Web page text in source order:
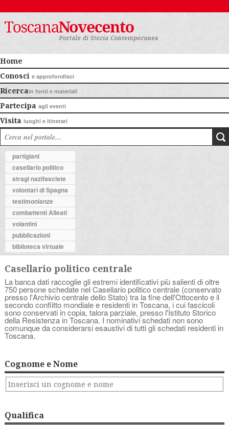
Home
Conosci e approfondisci
Ricercain fonti e materiali
Partecipa agli eventi
Visita luoghi e itinerari
partigiani
casellario politico
stragi nazifasciste
volontari di Spagna
testimonianze
combattenti Alleati
volantini
pubblicazioni
biblioteca virtuale
Casellario politico centrale
La banca dati raccoglie gli estremi identificativi più salienti di oltre
750 persone schedate nel Casellario politico centrale (conservato
presso l'Archivio centrale dello Stato) tra la fine dell'Ottocento e il
secondo conflitto mondiale e residenti in Toscana, i cui fascicoli
sono conservati in copia, talora parziale, presso l'Istituto Storico
della Resistenza in Toscana. I nominativi schedati non sono
comunque da considerarsi esaustivi di tutti gli schedati residenti in
Toscana.
Cognome e Nome
Qualifica